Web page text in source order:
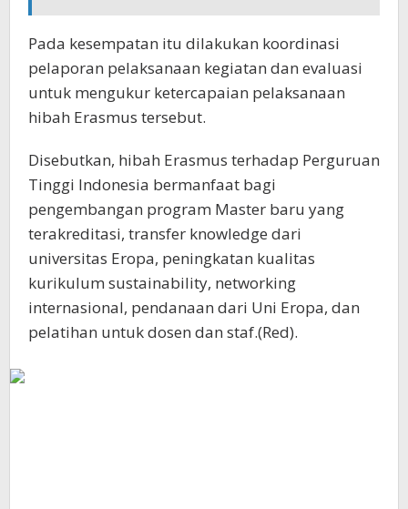
Pada kesempatan itu dilakukan koordinasi
pelaporan pelaksanaan kegiatan dan evaluasi
untuk mengukur ketercapaian pelaksanaan
hibah Erasmus tersebut.
Disebutkan, hibah Erasmus terhadap Perguruan
Tinggi Indonesia bermanfaat bagi
pengembangan program Master baru yang
terakreditasi, transfer knowledge dari
universitas Eropa, peningkatan kualitas
kurikulum sustainability, networking
internasional, pendanaan dari Uni Eropa, dan
pelatihan untuk dosen dan staf.(Red).